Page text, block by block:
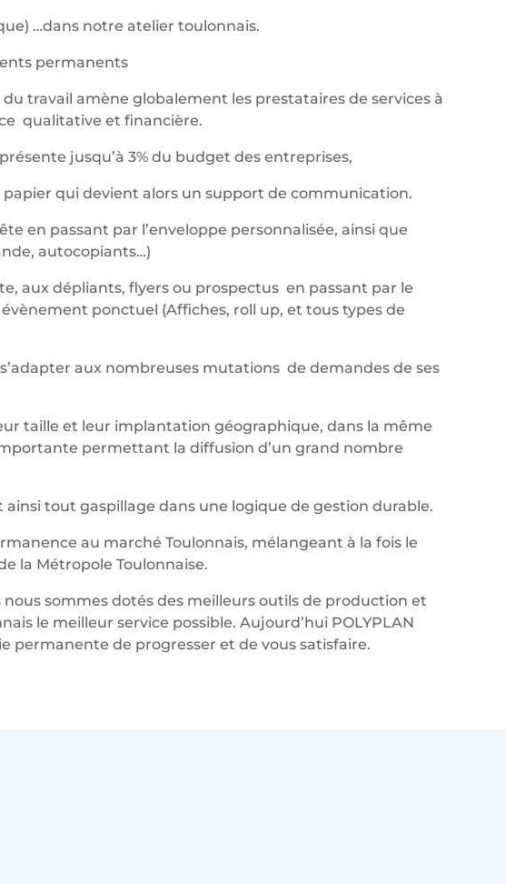
…dans notre atelier toulonnais.
permanents
travail amène globalement les prestataires de services à
qualitative et financière.
jusqu’à 3% du budget des entreprises,
qui devient alors un support de communication.
en passant par l’enveloppe personnalisée, ainsi que
autocopiants…)
aux dépliants, flyers ou prospectus en passant par le
ponctuel (Affiches, roll up, et tous types de
aux nombreuses mutations de demandes de ses
taille et leur implantation géographique, dans la même
permettant la diffusion d’un grand nombre
tout gaspillage dans une logique de gestion durable.
au marché Toulonnais, mélangeant à la fois le
la Métropole Toulonnaise.
sommes dotés des meilleurs outils de production et
le meilleur service possible. Aujourd’hui POLYPLAN
permanente de progresser et de vous satisfaire.